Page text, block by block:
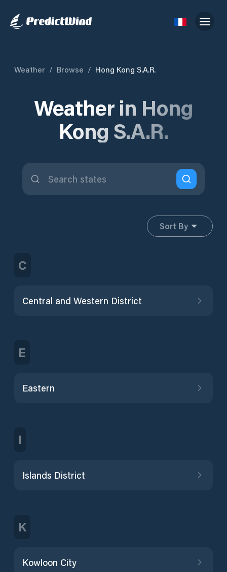
Weather / Browse / Hong Kong S.A.R.
Weather in Hong
Kong S.A.R.
Sort By
C
Central and Western District
E
Eastern
I
Islands District
K
Kowloon City